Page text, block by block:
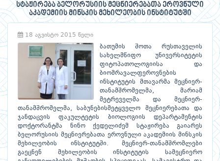
სტაჟირება ბელორუსიის მეცნიერებათა ეროვნული
აკადემიის მინსკის მეხილეობის ინსტიტუტში
18 აგვისტო 2015 წელი
ბათუმის შოთა რუსთაველის
სახელმწიფო უნივერსიტეტის
ფიტოპათოლოგიისა და
ბიომრავალფეროვნების
ინსტიტუტის მთავარმა მეცნიერ-
თანამშრომელმა, მარიამ
მეტრეველმა და მეცნიერ-
თანამშრომელმა, საბუნებისმეტყველო მეცნიერებათა და
ჯანდაცვის ფაკულტეტის ბიოლოგიის დეპარტამენტის
დოქტორანტმა ნინო ქედელიძემ სტაჟირება გაიარეს
ბელორუსიის მეცნიერებათა ეროვნული აკადემიის მინსკის
მეხილეობის ინსტიტუტში. მეცნიერ-თანამშრომლები
გაეცნენ მეხილეობის ინსტიტუტის სამეცნიერო